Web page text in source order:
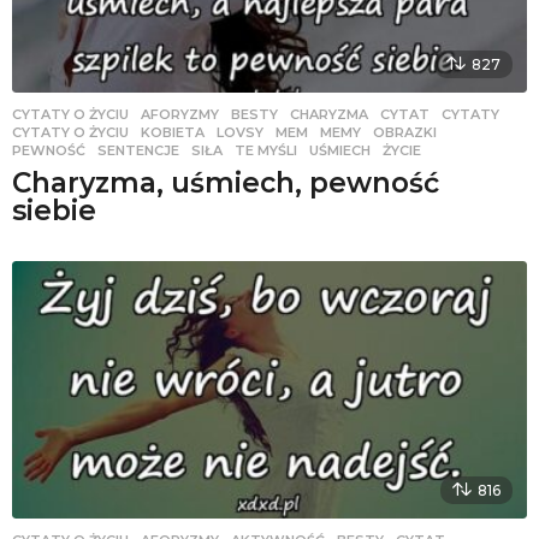
827
CYTATY O ŻYCIU AFORYZMY ,BESTY ,CHARYZMA ,CYTAT ,CYTATY
CYTATY O ŻYCIU
,KOBIETA ,LOVSY ,MEM ,MEMY ,OBRAZKI
PEWNOŚĆ
,SENTENCJE ,SIŁA ,TE MYŚLI ,UŚMIECH ,ŻYCIE
Charyzma, uśmiech, pewność
siebie
816